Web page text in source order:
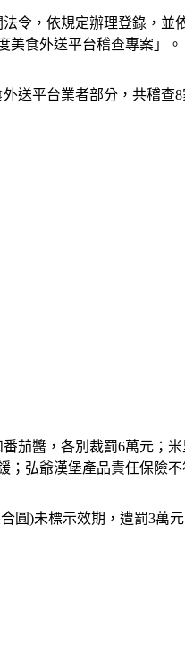
令，依規定辦理登錄，並
美食外送平台稽查專案」。
送平台業者部分，共稽查
茄醬，各別裁罰6萬元；
弘爺漢堡產品責任保險不
圓)未標示效期，遭罰3萬